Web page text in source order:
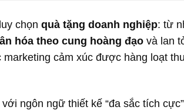
chọn quà tặng doanh nghiệp: từ
hóa theo cung hoàng đạovà lan
cảm xúc được hàng loạt
ngôn ngữ thiết kế “đa sắc tích